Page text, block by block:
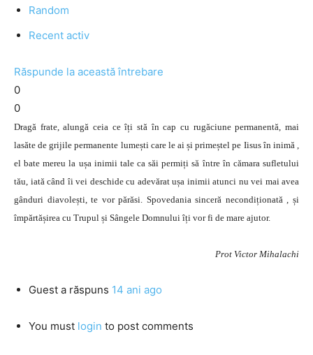
Random
Recent activ
Răspunde la această întrebare
0
0
Dragă frate, alungă ceia ce îți stă în cap cu rugăciune permanentă, mai
lasăte de grijile permanente lumești care le ai și primeștel pe Iisus în inimă ,
el bate mereu la ușa inimii tale ca săi permiți să între în cămara sufletului
tău, iată când îi vei deschide cu adevărat ușa inimii atunci nu vei mai avea
gânduri diavolești, te vor părăsi. Spovedania sinceră necondiționată , și
împărtășirea cu Trupul și Sângele Domnului îți vor fi de mare ajutor.
Prot Victor Mihalachi
Guest a răspuns 14 ani ago
You must login to post comments